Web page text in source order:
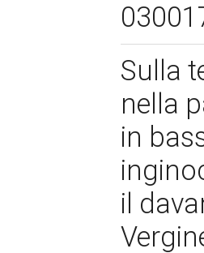
Sulla
nella
in
il